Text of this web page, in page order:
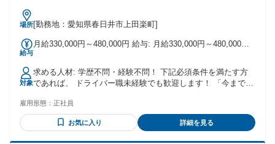
場所[勤務地：愛知県春日井市上田楽町]
給与
月給330,000円～480,000円 給与: 月給330,000円～480,000円
業代と、 通勤手当、家族手当、資格手当等の 固定手当を含み
ます。 繁忙期等は残業手当の変動により、 賃金が変動しま
す。 ＜年収例＞ 450万円/入社1年目・中型免許（20代・男
性） 550万円/入社4年目・大型免許（30代・男性） 600～650
対象
求める人材: 学歴不問・経験不問！ 下記必須条件を満たす方
であれば、 ドライバー職未経験でも歓迎します！ 「今までフ
リアを築きたい！」という 正社員デビューの方も、ぜひご応
募ください☆ 【必須条件】 ・ 準中型免許 or 中型免許（7.5t
未満OK） ・AT限定不可 / 5t限定不可（この免許の方は応募で
雇用形態： 正社員
お気に入り 詳細を見る